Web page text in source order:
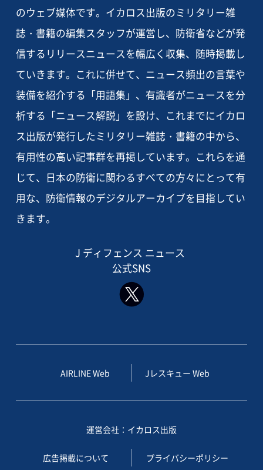
のウェブ媒体です。イカロス出版のミリタリー雑
誌・書籍の編集スタッフが運営し、防衛省などが発
信するリリースニュースを幅広く収集、随時掲載し
ていきます。これに併せて、ニュース頻出の言葉や
装備を紹介する「用語集」、有識者がニュースを分
析する「ニュース解説」を設け、これまでにイカロ
ス出版が発行したミリタリー雑誌・書籍の中から、
有用性の高い記事群を再掲しています。これらを通
じて、日本の防衛に関わるすべての方々にとって有
用な、防衛情報のデジタルアーカイブを目指してい
きます。
J ディフェンス ニュース
公式SNS
AIRLINE Web Jレスキュー Web
運営会社：イカロス出版
広告掲載について プライバシーポリシー